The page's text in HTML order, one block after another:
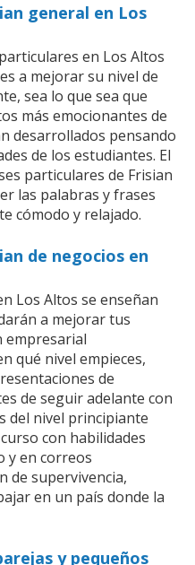
general en Los
en Los Altos
a mejorar su nivel de
sea lo que sea que
más emocionantes de
desarrollados pensando
de los estudiantes. El
particulares de Frisian
las palabras y frases
cómodo y relajado.
de negocios en
Los Altos se enseñan
a mejorar tus
empresarial
qué nivel empieces,
de
de seguir adelante con
del nivel principiante
con habilidades
y en correos
de supervivencia,
en un país donde la
y pequeños